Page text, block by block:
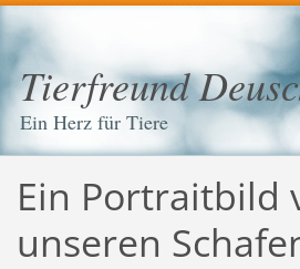
Tierfreund
Ein Herz für Tiere
Ein Portraitbild
unseren